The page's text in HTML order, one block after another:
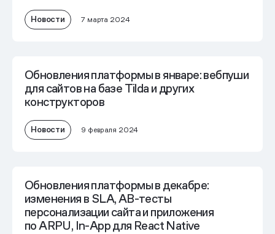
Новости 7 марта 2024
Обновления платформы в январе: вебпуши
для сайтов на базе Tilda и других
конструкторов
Новости 9 февраля 2024
Обновления платформы в декабре:
изменения в SLA, AB-тесты
персонализации сайта и приложения
по ARPU, In-App для React Native